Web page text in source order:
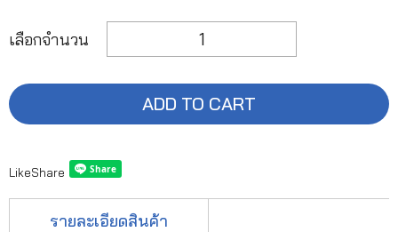
เลือกจำนวน
ADD TO CART
LikeShare
รายละเอียดสินค้า